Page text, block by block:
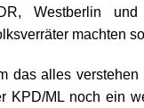
Westberlin
machten
das alles verstehen
KPD/ML noch ein